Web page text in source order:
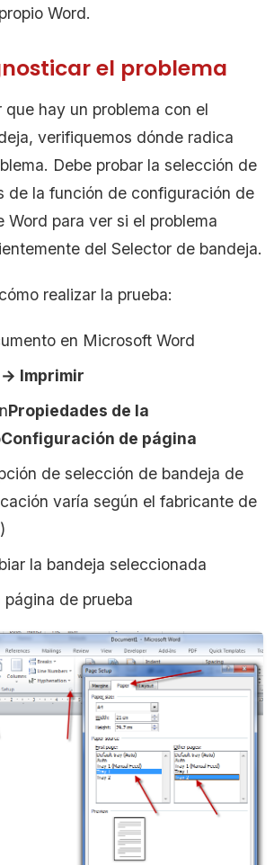
Word.
el problema
hay un problema con el
verifiquemos dónde radica
Debe probar la selección de
de la función de configuración de
Word para ver si el problema
del Selector de bandeja.
realizar la prueba:
en Microsoft Word
Imprimir
Propiedades de la
Configuración de página
de selección de bandeja de
varía según el fabricante de
la bandeja seleccionada
página de prueba